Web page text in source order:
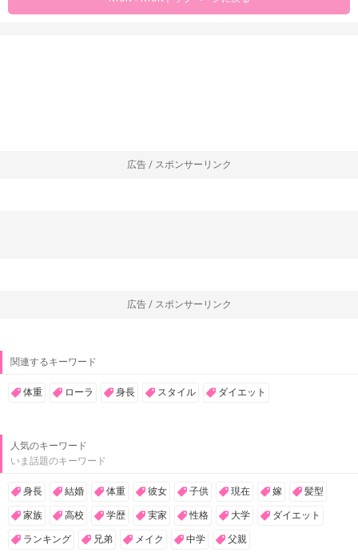
広告 / スポンサーリンク
広告 / スポンサーリンク
関連するキーワード
体重 ローラ 身長 スタイル ダイエット
人気のキーワード
いま話題のキーワード
身長 結婚 体重 彼女 子供 現在 嫁 髪型
家族 高校 学歴 実家 性格 大学 ダイエット
ランキング 兄弟 メイク 中学 父親